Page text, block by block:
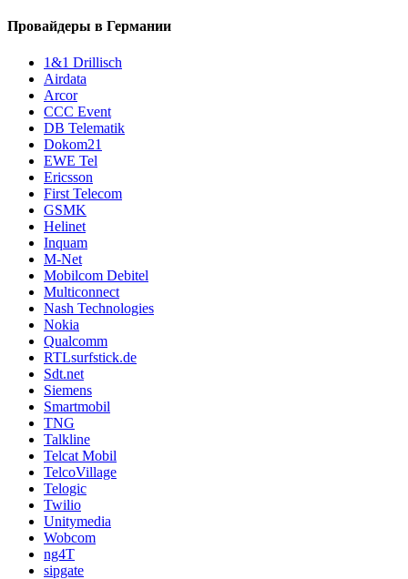
Провайдеры в Германии
1&1 Drillisch
Airdata
Arcor
CCC Event
DB Telematik
Dokom21
EWE Tel
Ericsson
First Telecom
GSMK
Helinet
Inquam
M-Net
Mobilcom Debitel
Multiconnect
Nash Technologies
Nokia
Qualcomm
RTLsurfstick.de
Sdt.net
Siemens
Smartmobil
TNG
Talkline
Telcat Mobil
TelcoVillage
Telogic
Twilio
Unitymedia
Wobcom
ng4T
sipgate